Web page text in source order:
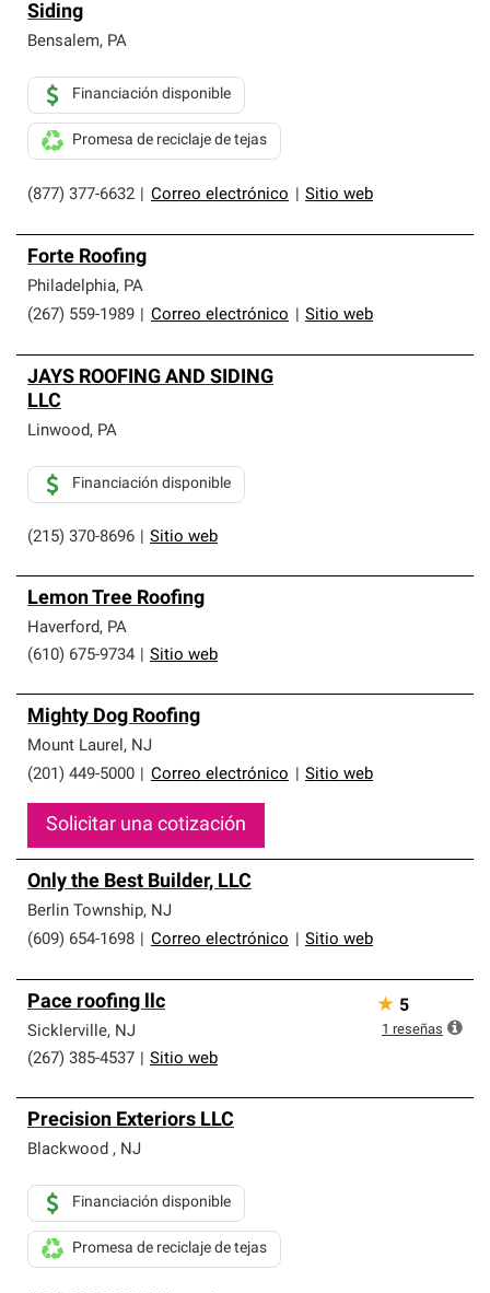
Siding
Bensalem, PA
(877) 377-6632 Correo electrónico Sitio web
Financiación disponible
Promesa de reciclaje de tejas
Forte Roofing
Philadelphia, PA
(267) 559-1989
Correo electrónico Sitio web
JAYS ROOFING AND SIDING
LLC
Linwood, PA
(215) 370-8696 Sitio web
Financiación disponible
Lemon Tree Roofing
Haverford, PA
(610) 675-9734
Sitio web
Mighty Dog Roofing
Mount Laurel, NJ
(201) 449-5000
Correo electrónico Sitio web
Solicitar una cotización
Only the Best Builder, LLC
Berlin Township, NJ
(609) 654-1698
Correo electrónico Sitio web
Pace roofing llc
Sicklerville, NJ
(267) 385-4537
Sitio web
★ 5
1 reseñas
Precision Exteriors LLC
Blackwood , NJ
Financiación disponible
Promesa de reciclaje de tejas